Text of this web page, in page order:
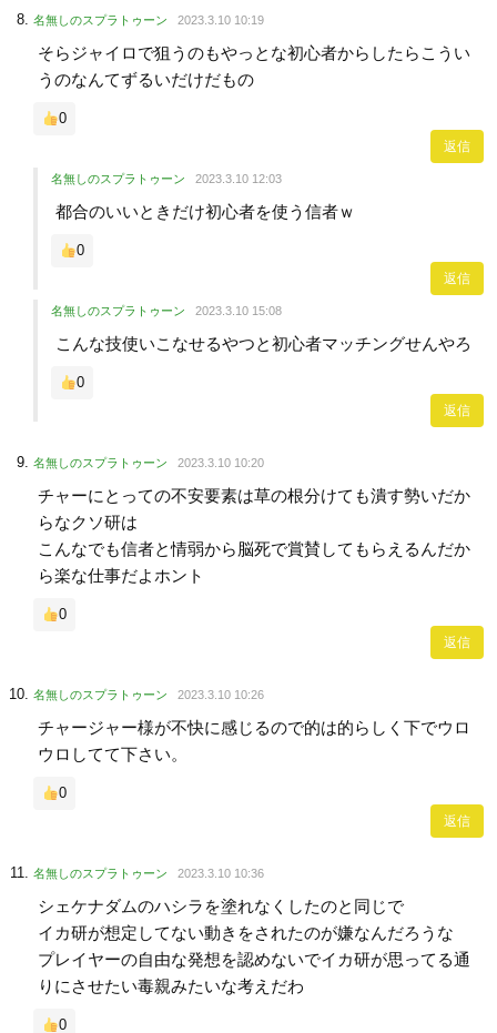
名無しのスプラトゥーン 2023.3.10 10:19
そらジャイロで狙うのもやっとな初心者からしたらこうい
うのなんてずるいだけだもの
0
返信
名無しのスプラトゥーン 2023.3.10 12:03
都合のいいときだけ初心者を使う信者ｗ
0
返信
名無しのスプラトゥーン 2023.3.10 15:08
こんな技使いこなせるやつと初心者マッチングせんやろ
0
返信
名無しのスプラトゥーン 2023.3.10 10:20
チャーにとっての不安要素は草の根分けても潰す勢いだか
らなクソ研は
こんなでも信者と情弱から脳死で賞賛してもらえるんだか
ら楽な仕事だよホント
0
返信
名無しのスプラトゥーン 2023.3.10 10:26
チャージャー様が不快に感じるので的は的らしく下でウロ
ウロしてて下さい。
0
返信
名無しのスプラトゥーン 2023.3.10 10:36
シェケナダムのハシラを塗れなくしたのと同じで
イカ研が想定してない動きをされたのが嫌なんだろうな
プレイヤーの自由な発想を認めないでイカ研が思ってる通
りにさせたい毒親みたいな考えだわ
0